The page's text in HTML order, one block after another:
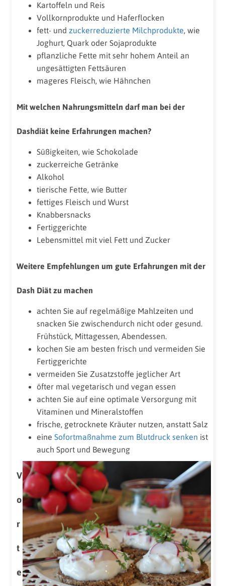
Kartoffeln und Reis
Vollkornprodukte und Haferflocken
fett- und zuckerreduzierte Milchprodukte, wie
Joghurt, Quark oder Sojaprodukte
pflanzliche Fette mit sehr hohem Anteil an
ungesättigten Fettsäuren
mageres Fleisch, wie Hähnchen
Mit welchen Nahrungsmitteln darf man bei der
Dashdiät keine Erfahrungen machen?
Süßigkeiten, wie Schokolade
zuckerreiche Getränke
Alkohol
tierische Fette, wie Butter
fettiges Fleisch und Wurst
Knabbersnacks
Fertiggerichte
Lebensmittel mit viel Fett und Zucker
Weitere Empfehlungen um gute Erfahrungen mit der
Dash Diät zu machen
achten Sie auf regelmäßige Mahlzeiten und
snacken Sie zwischendurch nicht oder gesund.
Frühstück, Mittagessen, Abendessen.
kochen Sie am besten frisch und vermeiden Sie
Fertiggerichte
vermeiden Sie Zusatzstoffe jeglicher Art
öfter mal vegetarisch und vegan essen
achten Sie auf eine optimale Versorgung mit
Vitaminen und Mineralstoffen
frische, getrocknete Kräuter nutzen, anstatt Salz
eine Sofortmaßnahme zum Blutdruck senken ist
auch Sport und Bewegung
V
o
r
t
e